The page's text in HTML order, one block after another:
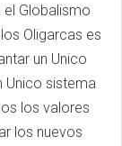
Globalismo
Oligarcas es
un Unico
Unico sistema
los valores
los nuevos